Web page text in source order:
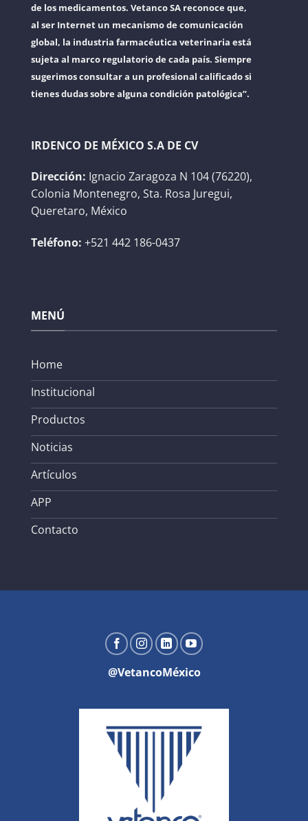
de los medicamentos. Vetanco SA reconoce que,
al ser Internet un mecanismo de comunicación
global, la industria farmacéutica veterinaria está
sujeta al marco regulatorio de cada país. Siempre
sugerimos consultar a un profesional calificado si
tienes dudas sobre alguna condición patológica”.
IRDENCO DE MÉXICO S.A DE CV
Dirección: Ignacio Zaragoza N 104 (76220),
Colonia Montenegro, Sta. Rosa Juregui,
Queretaro, México
Teléfono: +521 442 186-0437
MENÚ
Home
Institucional
Productos
Noticias
Artículos
APP
Contacto
@VetancoMéxico